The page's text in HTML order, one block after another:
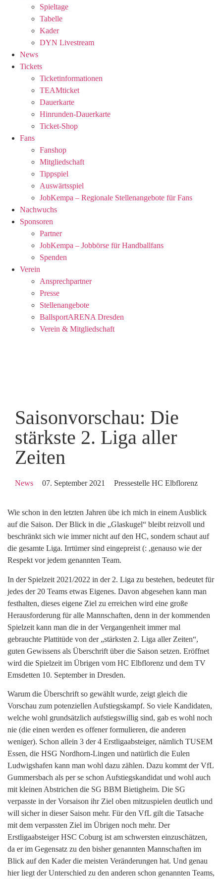
Spieltage
Tabelle
Kader
DYN Livestream
News
Tickets
Ticketinformationen
TEAMticket
Dauerkarte
Hinrunden-Dauerkarte
Ticket-Shop
Fans
Fanshop
Mitgliedschaft
Tippspiel
Auswärtsspiel
JobKempa – Regionale Stellenangebote für Fans
Nachwuchs
Sponsoren
Partner
JobKempa – Jobbörse für Handballfans
Spenden
Verein
Ansprechpartner
Presse
Stellenangebote
BallsportARENA Dresden
Verein & Mitgliedschaft
Saisonvorschau: Die
stärkste 2. Liga aller
Zeiten
News 07. September 2021 Pressestelle HC Elbflorenz
Wie schon in den letzten Jahren übe ich mich in einem Ausblick
auf die Saison. Der Blick in die „Glaskugel“ bleibt reizvoll und
beschränkt sich wie immer nicht auf den HC, sondern schaut auf
die gesamte Liga. Irrtümer sind eingepreist (: ,genauso wie der
Respekt vor jedem genannten Team.
In der Spielzeit 2021/2022 in der 2. Liga zu bestehen, bedeutet für
jedes der 20 Teams etwas Eigenes. Davon abgesehen kann man
festhalten, dieses eigene Ziel zu erreichen wird eine große
Herausforderung für alle Mannschaften, denn in der kommenden
Spielzeit kann man die in der Vergangenheit immer mal
gebrauchte Plattitüde von der „stärksten 2. Liga aller Zeiten“,
guten Gewissens als Überschrift über die Saison setzen. Eröffnet
wird die Spielzeit im Übrigen vom HC Elbflorenz und dem TV
Emsdetten 10. September in Dresden.
Warum die Überschrift so gewählt wurde, zeigt gleich die
Vorschau zum potenziellen Aufstiegskampf. So viele Kandidaten,
welche wohl grundsätzlich aufstiegswillig sind, gab es wohl noch
nie (die einen werden es offener formulieren, die anderen
weniger). Schon allein 3 der 4 Erstligaabsteiger, nämlich TUSEM
Essen, die HSG Nordhorn-Lingen und natürlich die Eulen
Ludwigshafen kann man wohl dazu zählen. Dazu kommt der VfL
Gummersbach als per se schon Aufstiegskandidat und wohl auch
mit kleinen Abstrichen die SG BBM Bietigheim. Die SG
verpasste in der Vorsaison ihr Ziel oben mitzuspielen deutlich und
will sicher in dieser Saison mehr. Für den VfL gilt die Tatsache
mit dem verpassten Ziel im Übrigen noch mehr. Der
Erstligaabsteiger HSC Coburg ist am schwersten einzuschätzen,
da er im Gegensatz zu den bisher genannten Mannschaften im
Blick auf den Kader die meisten Veränderungen hat. Und genau
hier liegt der Unterschied zu den anderen schon genannten Teams,